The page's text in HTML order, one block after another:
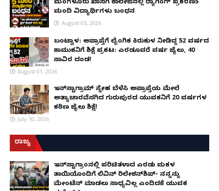
ಮಂಗಳೂರು ಖಾಸಗಿ ಕಾಲೇಜಿನಲ್ಲಿ ರ‌್ಯಾಗಿಂಗ್ ಪ್ರಕರಣ5
ಮಂದಿ ವಿದ್ಯಾರ್ಥಿಗಳು ಬಂಧನ
August 05, 2026
ಬಂಟ್ವಾಳ: ಅಪ್ರಾಪ್ತೆಗೆ ಲೈಂಗಿಕ ಕಿರುಕುಳ ನೀಡಿದ್ದ 52 ವರ್ಷದ
ಕಾಮುಕನಿಗೆ ಶಿಕ್ಷೆ ಪ್ರಕಟ: ಎರಡೂವರೆ ವರ್ಷ ಜೈಲು, ₹40
ಸಾವಿರ ದಂಡ!
August 01, 2026
ಇನ್‌ಸ್ಟಾಗ್ರಾಮ್ ಸ್ನೇಹ ಬೆಳೆಸಿ ಅಪ್ರಾಪ್ತೆಯ ಮೇಲೆ
ಅತ್ಯಾಚಾರವೆಸಗಿದ ಗುರುಪುರದ ಯುವಕನಿಗೆ 20 ವರ್ಷಗಳ
ಕಠಿಣ ಜೈಲು ಶಿಕ್ಷೆ!
July 10, 2026
ರಾಜ್ಯ
ಇನ್​ಸ್ಟಾಗ್ರಾಂನಲ್ಲಿ ಪರಿಚಿತಳಾದ ಎರಡು ಮಕ್ಕಳ
ತಾಯಿಯೊಂದಿಗೆ ಲಿವಿನ್ ರಿಲೇಶನ್​ಶಿಪ್- ನನ್ನನ್ನು
ಮೇಂಟೆನ್ ಮಾಡಲು ಸಾಧ್ಯವಿಲ್ಲ ಎಂದಿದಕ್ಕೆ ಯುವಕ